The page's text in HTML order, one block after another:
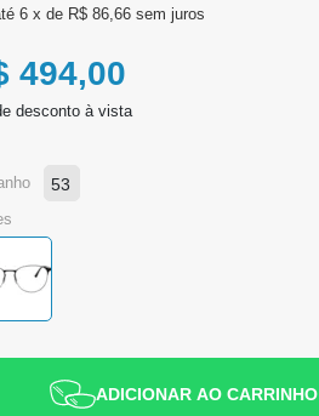
6 x de R$ 86,66 sem juros
494,00
53
ADICIONAR AO CARRINHO